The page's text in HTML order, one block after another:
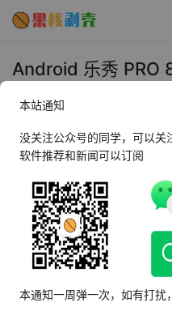
Android 乐秀 PRO
2021年1月15日 下午12:03
★乐秀：Android市场最好
videoshow pro版具备如
1.无广告
2.支持1080p视频导出
4.支持导入4K视频
本站通知
没关注公众号的同学，可以关
软件推荐和新闻可以订阅
本通知一周弹一次，如有打扰